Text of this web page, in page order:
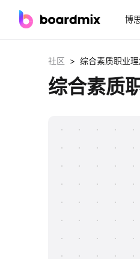
博
社区 > 综合素质职业
综合素质